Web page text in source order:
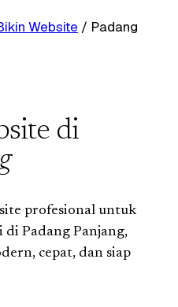
Website / Padang
di
profesional untuk
Padang Panjang,
cepat, dan siap